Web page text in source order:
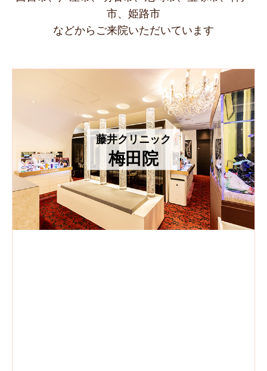
市、姫路市
などからご来院いただいています
藤井クリニック
梅田院